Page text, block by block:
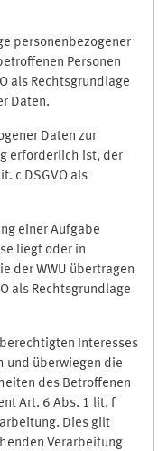
personenbezogener
Personen
als Rechtsgrundlage
Daten.
Daten zur
erforderlich ist, der
c DSGVO als
einer Aufgabe
liegt oder in
der WWU übertragen
als Rechtsgrundlage
Interesses
und überwiegen die
des Betroffenen
Art. 6 Abs. 1 lit. f
Dies gilt
Verarbeitung